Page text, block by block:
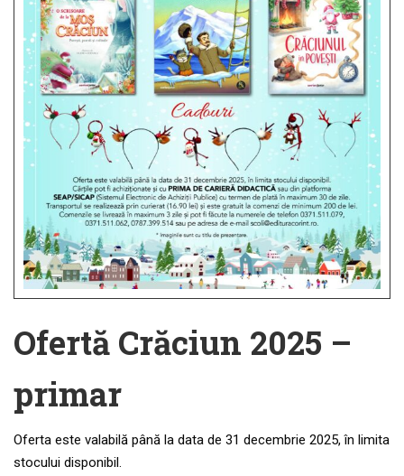
Ofertă Crăciun 2025 –
primar
Oferta este valabilă până la data de 31 decembrie 2025, în limita
stocului disponibil.